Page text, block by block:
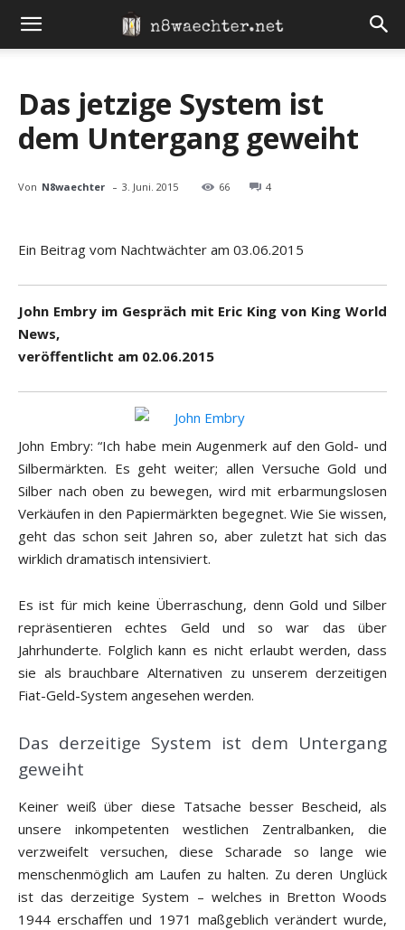
Das jetzige System ist
dem Untergang geweiht
Von N8waechter - 3. Juni. 2015 66 4
Ein Beitrag vom Nachtwächter am 03.06.2015
John Embry im Gespräch mit Eric King von King World
News,
veröffentlicht am 02.06.2015
John Embry: “Ich habe mein Augenmerk auf den Gold- und
Silbermärkten. Es geht weiter; allen Versuche Gold und
Silber nach oben zu bewegen, wird mit erbarmungslosen
Verkäufen in den Papiermärkten begegnet. Wie Sie wissen,
geht das schon seit Jahren so, aber zuletzt hat sich das
wirklich dramatisch intensiviert.
Es ist für mich keine Überraschung, denn Gold und Silber
repräsentieren echtes Geld und so war das über
Jahrhunderte. Folglich kann es nicht erlaubt werden, dass
sie als brauchbare Alternativen zu unserem derzeitigen
Fiat-Geld-System angesehen werden.
Das derzeitige System ist dem Untergang
geweiht
Keiner weiß über diese Tatsache besser Bescheid, als
unsere inkompetenten westlichen Zentralbanken, die
verzweifelt versuchen, diese Scharade so lange wie
menschenmöglich am Laufen zu halten. Zu deren Unglück
ist das derzeitige System – welches in Bretton Woods
1944 erschaffen und 1971 maßgeblich verändert wurde,